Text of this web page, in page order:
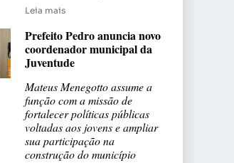
Leia mais
Prefeito Pedro anuncia novo
coordenador municipal da
Juventude
Mateus Menegotto assume a
função com a missão de
fortalecer políticas públicas
voltadas aos jovens e ampliar
sua participação na
construção do município